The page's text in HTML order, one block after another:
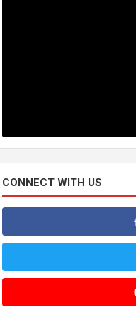
CONNECT WITH US